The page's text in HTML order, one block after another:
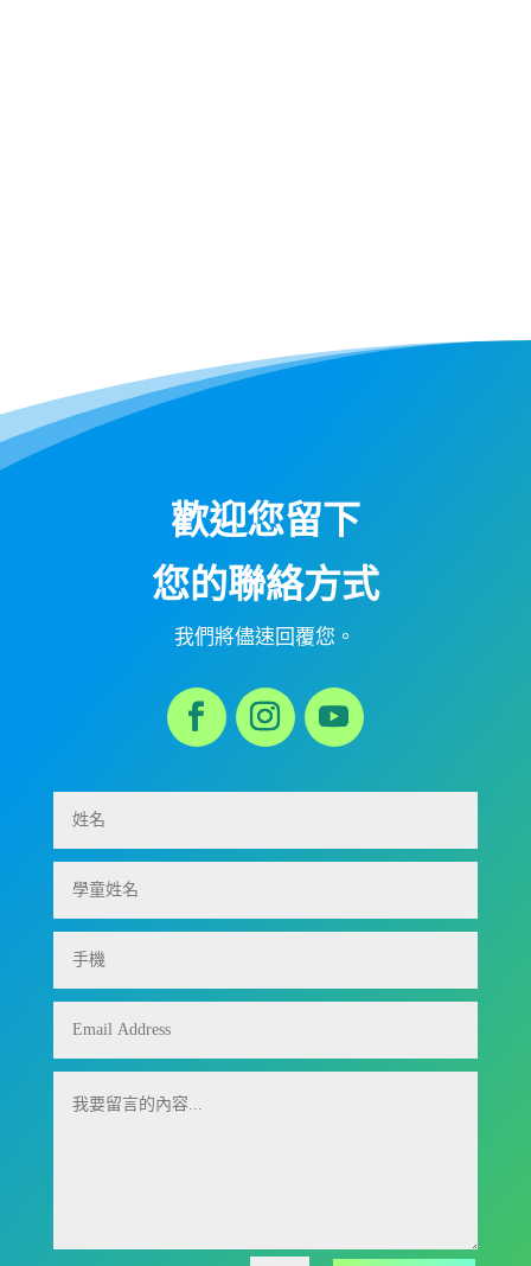
歡迎您留下
您的聯絡方式
我們將儘速回覆您。